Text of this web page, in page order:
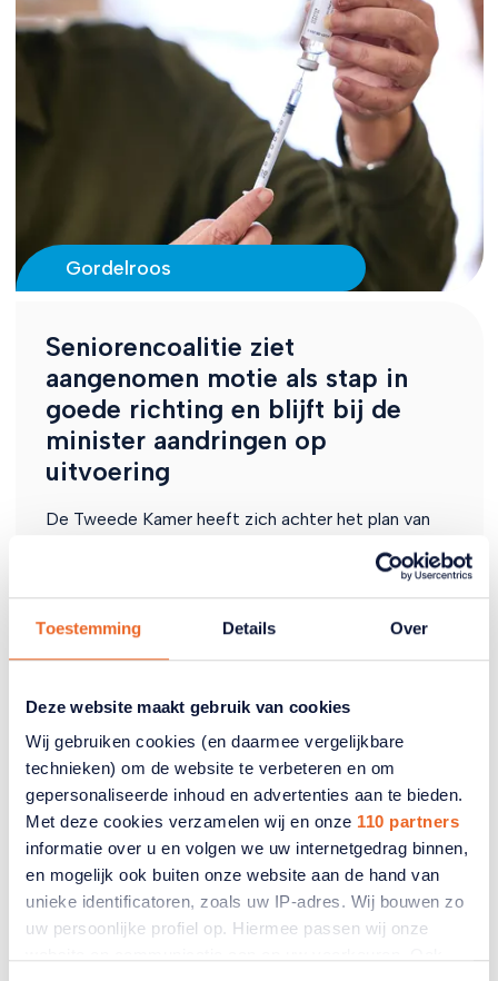
Toestemming Details Over
Deze website maakt gebruik van cookies
Wij gebruiken cookies (en daarmee vergelijkbare
technieken) om de website te verbeteren en om
gepersonaliseerde inhoud en advertenties aan te bieden.
Met deze cookies verzamelen wij en onze 110 partners
informatie over u en volgen we uw internetgedrag binnen,
en mogelijk ook buiten onze website aan de hand van
unieke identificatoren, zoals uw IP-adres. Wij bouwen zo
uw persoonlijke profiel op. Hiermee passen wij onze
Gordelroos
Seniorencoalitie ziet
aangenomen motie als stap in
goede richting en blijft bij de
minister aandringen op
uitvoering
De Tweede Kamer heeft zich achter het plan van
verpleeghuisbewoners met een Wlz-indicatie vanaf
16 juni 2026